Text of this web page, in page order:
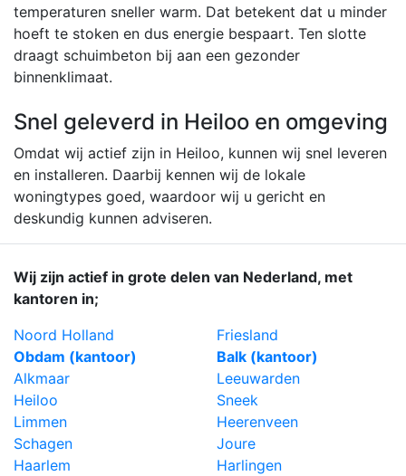
temperaturen sneller warm. Dat betekent dat u minder
hoeft te stoken en dus energie bespaart. Ten slotte
draagt schuimbeton bij aan een gezonder
binnenklimaat.
Snel geleverd in Heiloo en omgeving
Omdat wij actief zijn in Heiloo, kunnen wij snel leveren
en installeren. Daarbij kennen wij de lokale
woningtypes goed, waardoor wij u gericht en
deskundig kunnen adviseren.
Wij zijn actief in grote delen van Nederland, met
kantoren in;
Noord Holland
Obdam (kantoor)
Alkmaar
Heiloo
Limmen
Schagen
Haarlem
Friesland
Balk (kantoor)
Leeuwarden
Sneek
Heerenveen
Joure
Harlingen